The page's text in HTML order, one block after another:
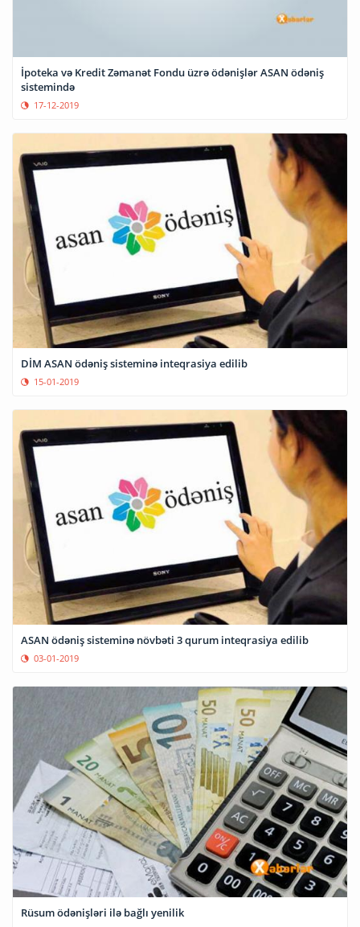
İpoteka və Kredit Zəmanət Fondu üzrə ödənişlər ASAN ödəniş
sistemində
17-12-2019
DİM ASAN ödəniş sisteminə inteqrasiya edilib
15-01-2019
ASAN ödəniş sisteminə növbəti 3 qurum inteqrasiya edilib
03-01-2019
Rüsum ödənişləri ilə bağlı yenilik